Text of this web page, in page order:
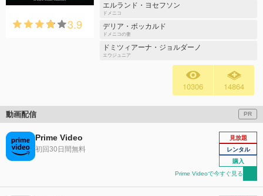
3.9
エルランド・ヨセフソン
ドメニコ
デリア・ボッカルド
ドメニコの妻
ドミツィアーナ・ジョルダーノ
エウジュニア
10306 14864
動画配信 PR
Prime Video
初回30日間無料
見放題
レンタル
購入
Prime Videoで今すぐ見る